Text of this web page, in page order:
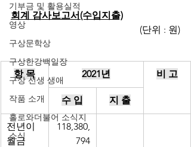
기부금 및 활용실적
영상
구상문학상
구상한강백일장
구상 선생 생애
작품 소개
홀로와더불어 소식지
소식
회계 감사보고서(수입지출)
(단위 : 원)
항 목 2021년 비 고
수 입 지 출
전년이
월금
118,380,
794